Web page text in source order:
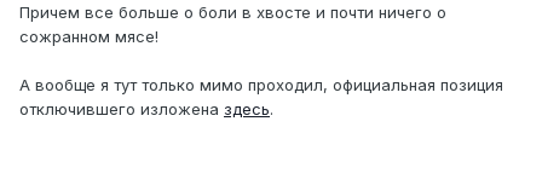
Причем все больше о боли в хвосте и почти ничего о
сожранном мясе!
А вообще я тут только мимо проходил, официальная позиция
отключившего изложена здесь.